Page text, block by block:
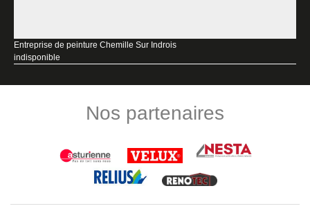
Entreprise de peinture Chemille Sur Indrois
indisponible
Nos partenaires